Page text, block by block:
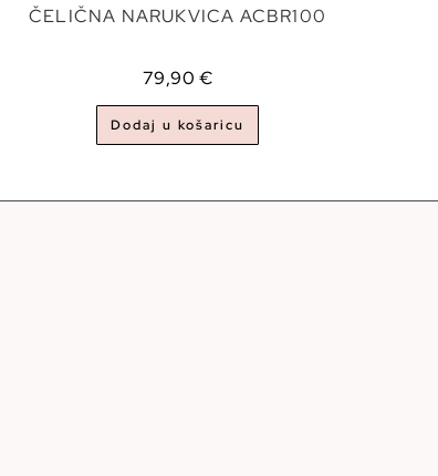
ČELIČNA NARUKVICA ACBR100
79,90 €
Dodaj u košaricu